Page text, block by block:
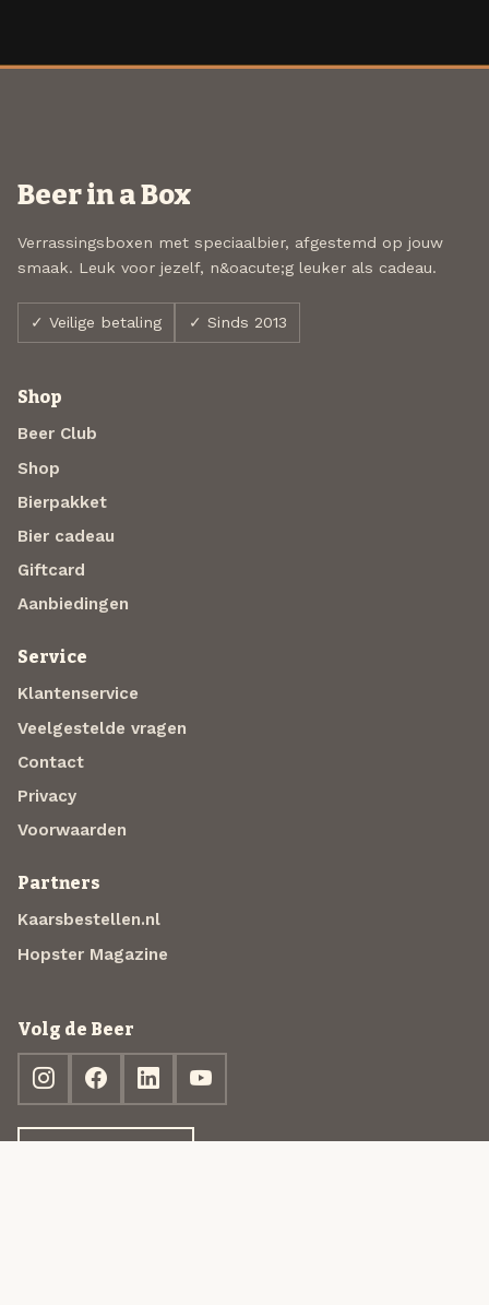
Beer in a Box
Verrassingsboxen met speciaalbier, afgestemd op jouw
smaak. Leuk voor jezelf, n&oacute;g leuker als cadeau.
✓ Veilige betaling ✓ Sinds 2013
Shop
Beer Club
Shop
Bierpakket
Bier cadeau
Giftcard
Aanbiedingen
Service
Klantenservice
Veelgestelde vragen
Contact
Privacy
Voorwaarden
Partners
Kaarsbestellen.nl
Hopster Magazine
Volg de Beer